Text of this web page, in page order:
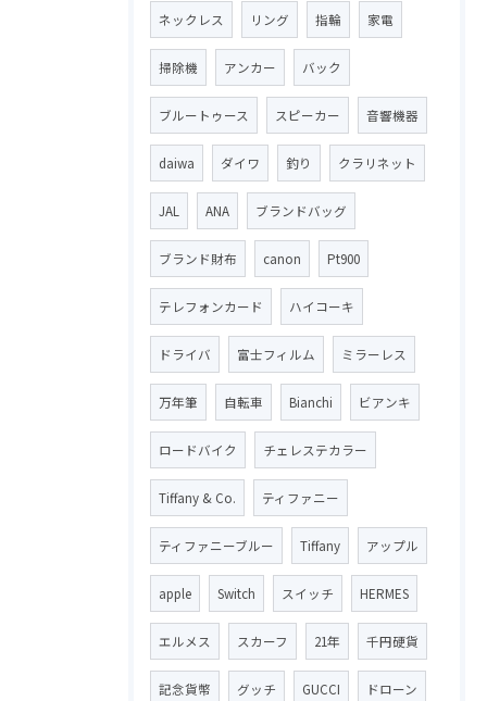
ネックレス リング 指輪 家電
掃除機 アンカー バック
ブルートゥース スピーカー 音響機器
daiwa ダイワ 釣り クラリネット
JAL ANA ブランドバッグ
ブランド財布 canon Pt900
テレフォンカード ハイコーキ
ドライバ 富士フィルム ミラーレス
万年筆 自転車 Bianchi ビアンキ
ロードバイク チェレステカラー
Tiffany & Co. ティファニー
ティファニーブルー Tiffany アップル
apple Switch スイッチ HERMES
エルメス スカーフ 21年 千円硬貨
記念貨幣 グッチ GUCCI ドローン